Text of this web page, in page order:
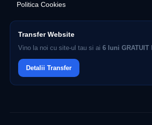
Politica Cookies
Transfer Website
Vino la noi cu site-ul tau si ai 6 luni GRATUIT
Detalii Transfer